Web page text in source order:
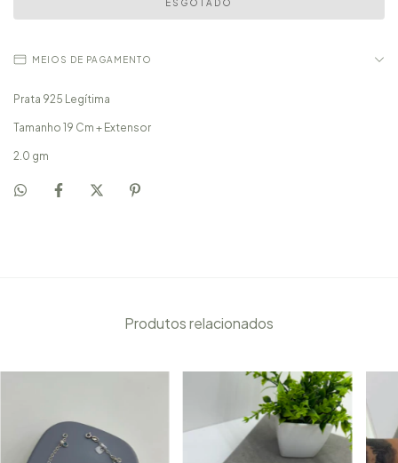
MEIOS DE PAGAMENTO
Prata 925 Legítima
Tamanho 19 Cm + Extensor
2.0 gm
Produtos relacionados